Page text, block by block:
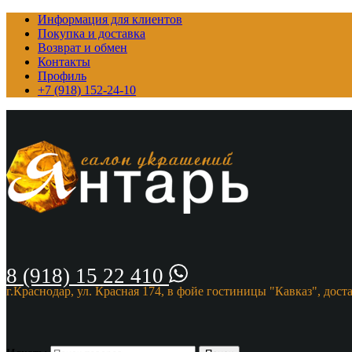
Информация для клиентов
Покупка и доставка
Возврат и обмен
Контакты
Профиль
+7 (918) 152-24-10
8 (918) 15 22 410
г.Краснодар, ул. Красная 174, в фойе гостиницы "Кавказ",